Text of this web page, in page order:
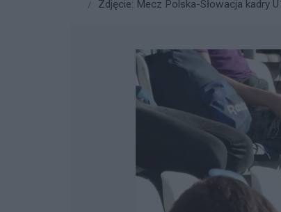
Zdjęcie: Mecz Polska-Słowacja kadry